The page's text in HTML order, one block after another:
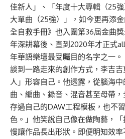
佳新人」、「年度十大專輯（25
大單曲（25強）」，如今更再添
全自救手冊》也入圍第36屆金曲
年深耕幕後、直到2020年才正式
年華語樂壇最受矚目的名字之一。
談到一路走來的創作方式，李吉
人」形容自己。他透露，從腦海
曲、編曲、錄音、混音甚至母帶
存過自己的DAW工程模板，也不
色。」他笑說自己像在做陶藝，
慢讓作品長出形狀。即便明知效